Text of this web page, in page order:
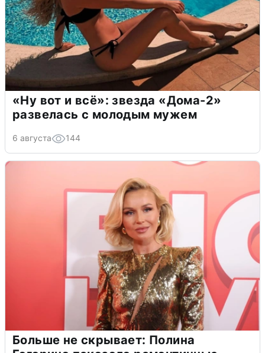
«Ну вот и всё»: звезда «Дома-2»
развелась с молодым мужем
6 августа 144
Больше не скрывает: Полина